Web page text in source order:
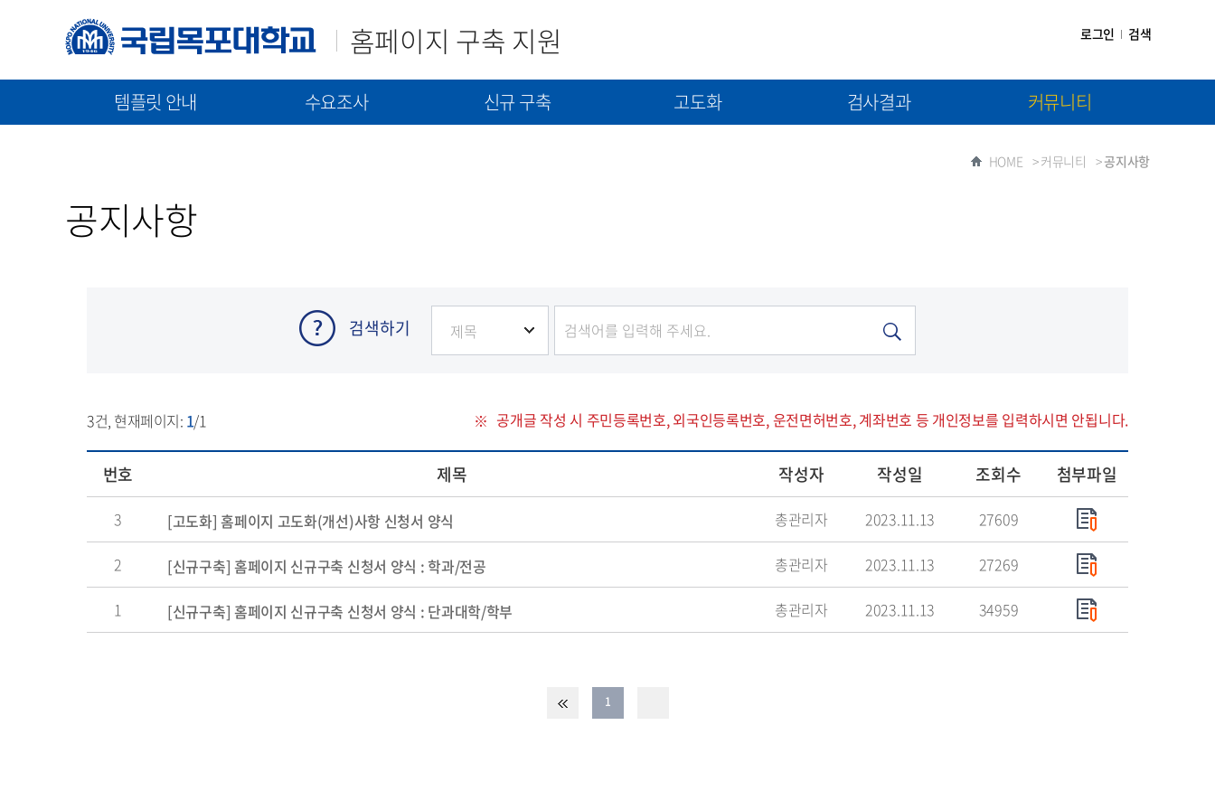
홈페이지 구축 지원 로그인 검색
템플릿 안내 수요조사 신규 구축 고도화 검사결과 커뮤니티
기능 매뉴얼
HOME >커뮤니티 >공지사항
공지사항
검색하기
3건, 현재페이지: 1/1 공개글 작성 시 주민등록번호, 외국인등록번호, 운전면허번호, 계좌번호 등 개인정보를 입력하시면 안됩니다.
번호 제목 작성자 작성일 조회수 첨부파일
3 [고도화] 홈페이지 고도화(개선)사항 신청서 양식 총관리자 2023.11.13 27609
2 [신규구축] 홈페이지 신규구축 신청서 양식 : 학과/전공 총관리자 2023.11.13 27269
1 [신규구축] 홈페이지 신규구축 신청서 양식 : 단과대학/학부 총관리자 2023.11.13 34959
1